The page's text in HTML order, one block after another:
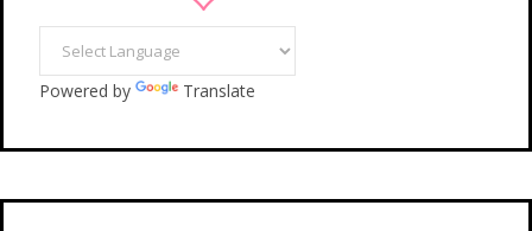
Powered by Translate